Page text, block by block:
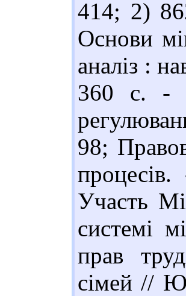
414; 2)
Основи
аналіз :
360 с. -
98;
Участь
системі
прав
сімей //